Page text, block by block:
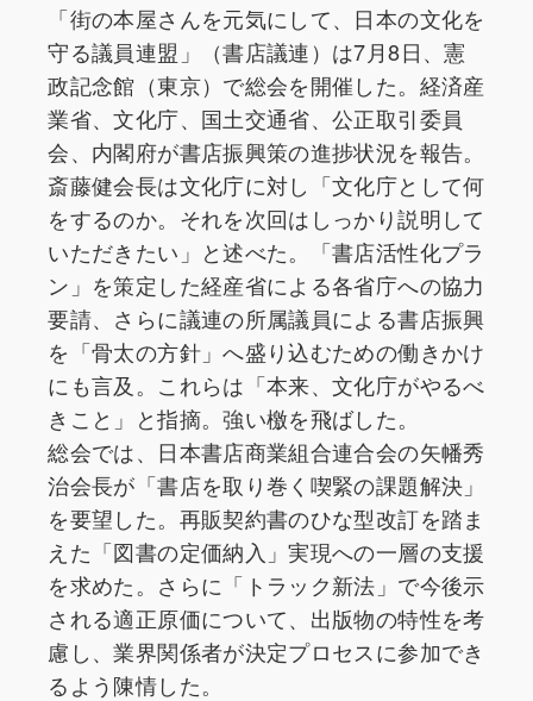
「街の本屋さんを元気にして、日本の文化を
守る議員連盟」（書店議連）は7月8日、憲
政記念館（東京）で総会を開催した。経済産
業省、文化庁、国土交通省、公正取引委員
会、内閣府が書店振興策の進捗状況を報告。
斎藤健会長は文化庁に対し「文化庁として何
をするのか。それを次回はしっかり説明して
いただきたい」と述べた。「書店活性化プラ
ン」を策定した経産省による各省庁への協力
要請、さらに議連の所属議員による書店振興
を「骨太の方針」へ盛り込むための働きかけ
にも言及。これらは「本来、文化庁がやるべ
きこと」と指摘。強い檄を飛ばした。
総会では、日本書店商業組合連合会の矢幡秀
治会長が「書店を取り巻く喫緊の課題解決」
を要望した。再販契約書のひな型改訂を踏ま
えた「図書の定価納入」実現への一層の支援
を求めた。さらに「トラック新法」で今後示
される適正原価について、出版物の特性を考
慮し、業界関係者が決定プロセスに参加でき
るよう陳情した。